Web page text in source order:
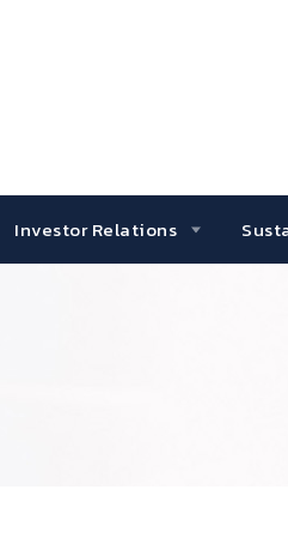
Investor Relations